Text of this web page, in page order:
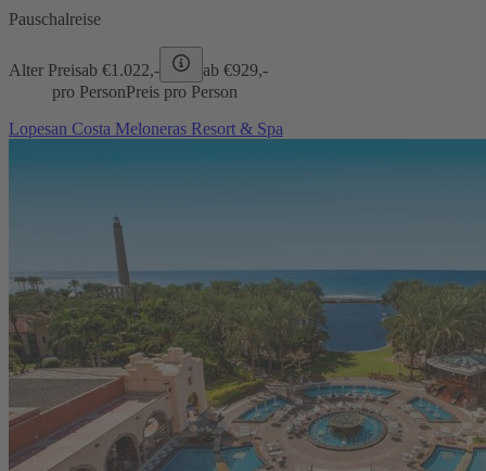
Pauschalreise
Alter Preisab €1.022,- ab €929,-
pro PersonPreis pro Person
Lopesan Costa Meloneras Resort & Spa